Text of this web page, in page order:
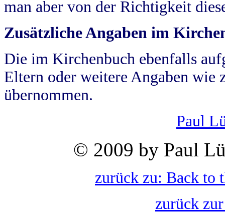
man aber von der Richtigkeit
Zusätzliche Angaben im
Die im Kirchenbuch ebenfalls
Eltern oder weitere Angaben wie
übernommen.
Paul
© 2009 by Paul
zurück zu: Back to
zurück